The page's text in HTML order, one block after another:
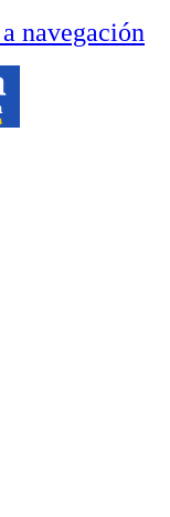
navegación